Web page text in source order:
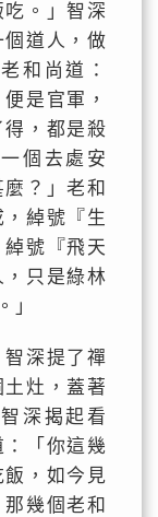
。」智深
道人，做
和尚道：
是官軍，
，都是殺
個去處安
？」老和
綽號『生
號『飛天
只是綠林
」
深提了禪
灶，蓋著
深揭起看
「你這幾
，如今見
幾個老和